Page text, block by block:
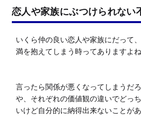
恋人や家族にぶつけられない
いくら仲の良い恋人や家族にだって
満を抱えてしまう時ってありますよね
言ったら関係が悪くなってしまうだ
や、それぞれの価値観の違いでどっ
いけど自分的に納得出来ないことが